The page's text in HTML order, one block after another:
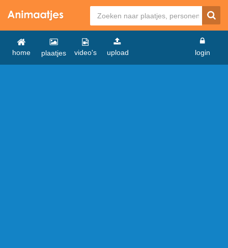
home plaatjes video's upload login